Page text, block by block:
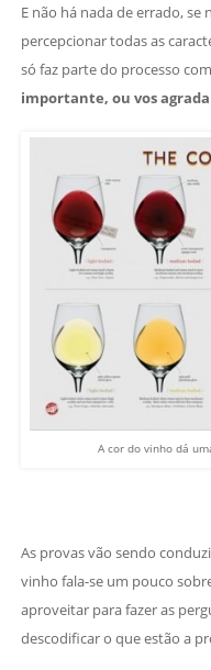
E não há nada de errado, se
percepcionar todas as
só faz parte do processo
importante, ou vos
A cor do vinho dá
As provas vão sendo
vinho fala-se um pouco
aproveitar para fazer as
descodificar o que estão a